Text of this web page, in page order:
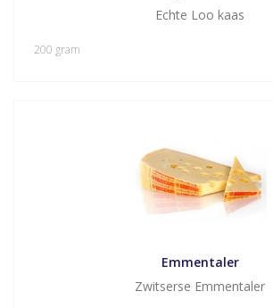
Echte Loo kaas
200 gram
Emmentaler
Zwitserse Emmentaler